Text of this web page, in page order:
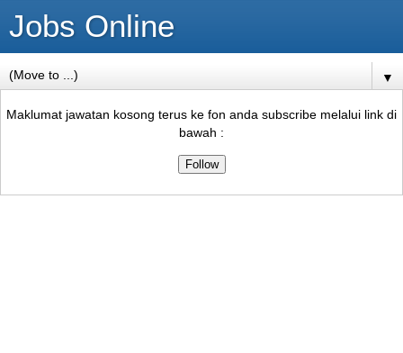
Jobs Online
▼
Maklumat jawatan kosong terus ke fon anda subscribe melalui link di
bawah :